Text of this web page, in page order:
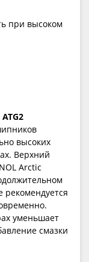
при высоком
высоких
Верхний
Arctic
рекомендуется
уменьшает
смазки